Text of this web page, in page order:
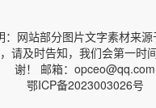
：网站部分图片文字素材来源
请及时告知，我们会第一时
谢！ 邮箱：opceo@qq.com
鄂ICP备2023003026号